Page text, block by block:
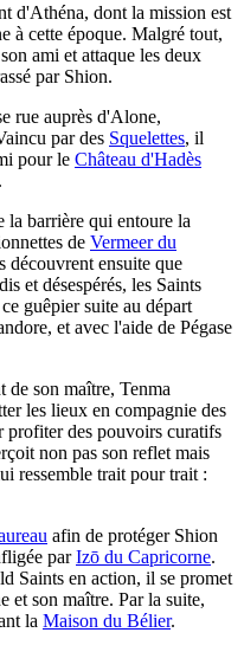
d'Athéna, dont la mission est
à cette époque. Malgré tout,
ami et attaque les deux
par Shion.
rue auprès d'Alone,
par des Squelettes, il
pour le Château d'Hadès
la barrière qui entoure la
de Vermeer du
découvrent ensuite que
et désespérés, les Saints
guêpier suite au départ
et avec l'aide de Pégase
de son maître, Tenma
les lieux en compagnie des
profiter des pouvoirs curatifs
non pas son reflet mais
ressemble trait pour trait :
afin de protéger Shion
parIzō du Capricorne.
Saints en action, il se promet
et son maître. Par la suite,
la Maison du Bélier.